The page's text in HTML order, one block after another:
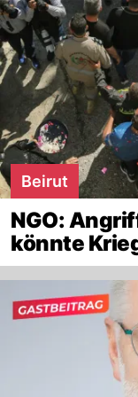
Beirut
NGO:
könnte